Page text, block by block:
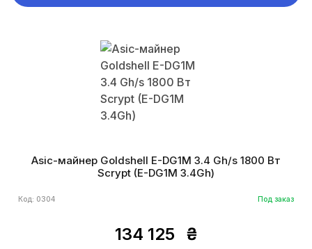
Asic-майнер Goldshell E-DG1M 3.4 Gh/s 1800 Вт
Scrypt (E-DG1M 3.4Gh)
Код: 0304 Под заказ
134 125 ₴